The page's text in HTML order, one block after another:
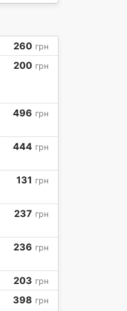
260 грн
200 грн
496 грн
444 грн
131 грн
237 грн
236 грн
203 грн
398 грн